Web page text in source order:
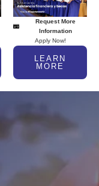
Request More
Information
Apply Now!
LEARN
MORE